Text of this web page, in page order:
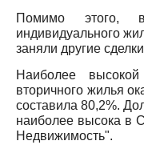
Помимо этого,
индивидуального
заняли другие
Наиболее
вторичного жилья
составила 80,2%.
наиболее высока в
Недвижимость".